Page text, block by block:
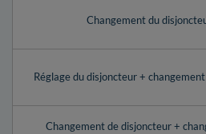
Changement du
Réglage du disjoncteur +
Changement de disjoncteur +